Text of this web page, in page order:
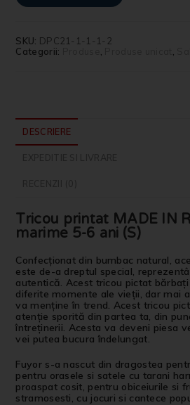
SKU: DPC21-1-1-1-2
Categorii:
DESCRIERE
Tricou printat MADE IN
marime 5-6 ani (S)
Confecționat din bumbac natural,
este de-a dreptul special,
autentică. Acest tricou pictat
diferite momente ale vieții, dar mai
va menține în trend. Acest tricou
atenție sporită din partea ta, din
întreținerii. Acesta va deveni piesa
vei putea bucura îndelungat.
Fuyor s-a nascut din dragostea
pentru orasele si satele cu tarani
proaspat cosit, pentru obiceiurile si
stramosesti, cu jocuri si cantece